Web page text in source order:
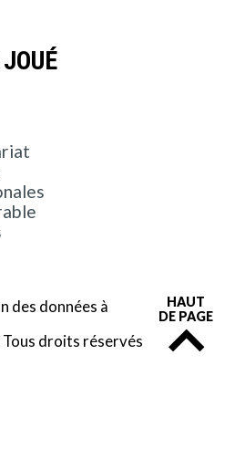
des données à
droits réservés
HAUT
DE PAGE